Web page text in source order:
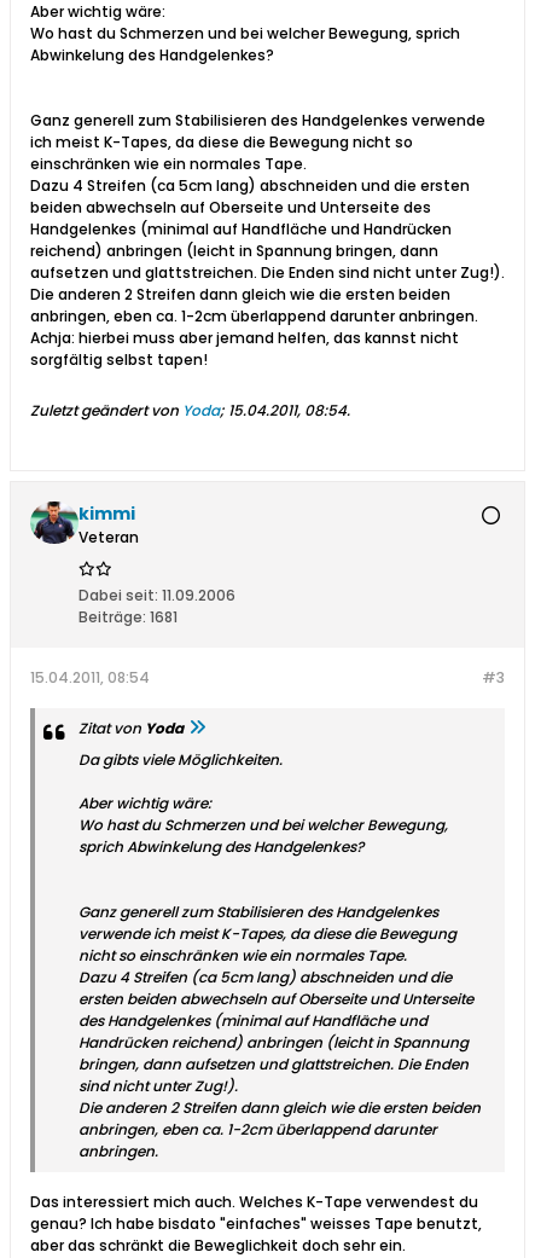
Aber wichtig wäre:
Wo hast du Schmerzen und bei welcher Bewegung, sprich
Abwinkelung des Handgelenkes?
Ganz generell zum Stabilisieren des Handgelenkes verwende
ich meist K-Tapes, da diese die Bewegung nicht so
einschränken wie ein normales Tape.
Dazu 4 Streifen (ca 5cm lang) abschneiden und die ersten
beiden abwechseln auf Oberseite und Unterseite des
Handgelenkes (minimal auf Handfläche und Handrücken
reichend) anbringen (leicht in Spannung bringen, dann
aufsetzen und glattstreichen. Die Enden sind nicht unter Zug!).
Die anderen 2 Streifen dann gleich wie die ersten beiden
anbringen, eben ca. 1-2cm überlappend darunter anbringen.
Achja: hierbei muss aber jemand helfen, das kannst nicht
sorgfältig selbst tapen!
Zuletzt geändert von Yoda; 15.04.2011, 08:54.
kimmi
Veteran
Dabei seit: 11.09.2006
Beiträge: 1681
#3
15.04.2011, 08:54
Zitat von Yoda
Da gibts viele Möglichkeiten.
Aber wichtig wäre:
Wo hast du Schmerzen und bei welcher Bewegung,
sprich Abwinkelung des Handgelenkes?
Ganz generell zum Stabilisieren des Handgelenkes
verwende ich meist K-Tapes, da diese die Bewegung
nicht so einschränken wie ein normales Tape.
Dazu 4 Streifen (ca 5cm lang) abschneiden und die
ersten beiden abwechseln auf Oberseite und Unterseite
des Handgelenkes (minimal auf Handfläche und
Handrücken reichend) anbringen (leicht in Spannung
bringen, dann aufsetzen und glattstreichen. Die Enden
sind nicht unter Zug!).
Die anderen 2 Streifen dann gleich wie die ersten beiden
anbringen, eben ca. 1-2cm überlappend darunter
anbringen.
Das interessiert mich auch. Welches K-Tape verwendest du
genau? Ich habe bisdato "einfaches" weisses Tape benutzt,
aber das schränkt die Beweglichkeit doch sehr ein.